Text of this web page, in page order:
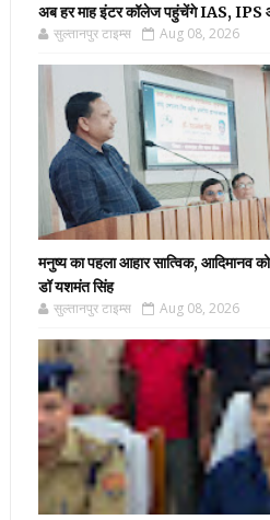
अब हर माह इंटर कॉलेज पहुंचेंगे IAS, IPS
सुल्तानपुर टाइम्स Aug 08, 2026
मनुष्य का पहला आहार सात्विक, आदिमानव को
डॉ यशमंत सिंह
सुल्तानपुर टाइम्स Aug 08, 2026